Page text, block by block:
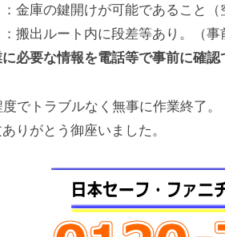
金庫の鍵開けが可能であること（
搬出ルート内に段差等あり。（事
必要な情報を電話等で事前に確認
でトラブルなく無事に作業終了。
りがとう御座いました。